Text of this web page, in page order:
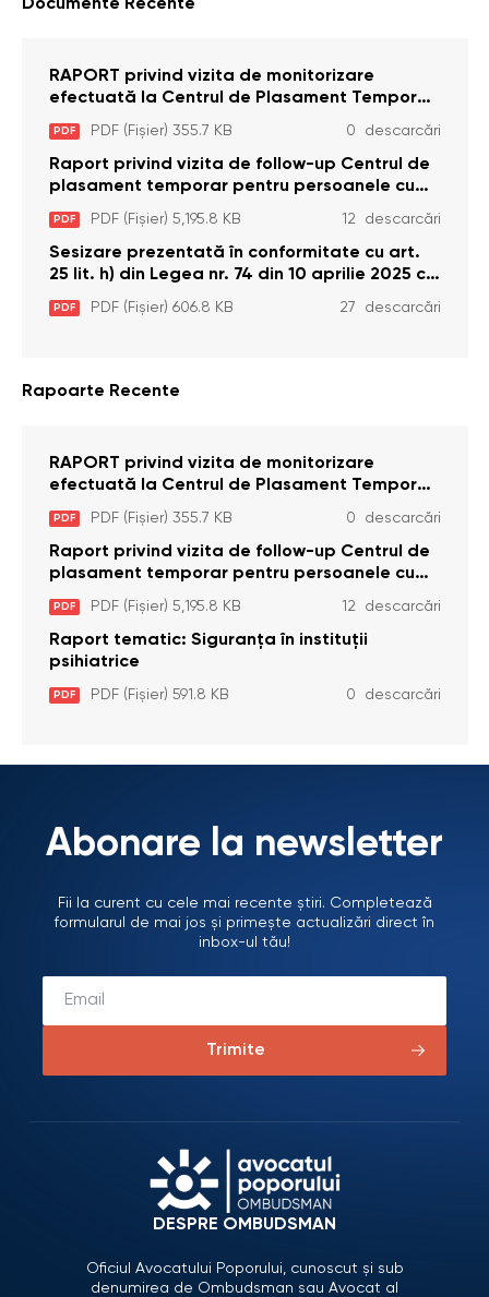
Documente Recente
RAPORT privind vizita de monitorizare
efectuată la Centrul de Plasament Temporar
pentru Persoane cu Dizabilități (Adulte) din s.
Brînzeni, r. Edineț, din data de 25 mai 2026
PDF PDF (Fișier) 355.7 KB 0 descarcări
Raport privind vizita de follow-up Centrul de
plasament temporar pentru persoanele cu
dizabilități (adulte) Bădiceni, Soroca (11 iunie
2026)
PDF PDF (Fișier) 5,195.8 KB 12 descarcări
Sesizare prezentată în conformitate cu art.
25 lit. h) din Legea nr. 74 din 10 aprilie 2025 cu
privire la Curtea Constituțională şi art. 26 din
Legea cu privire la Avocatul Poporului
PDF PDF (Fișier) 606.8 KB 27 descarcări
Rapoarte Recente
RAPORT privind vizita de monitorizare
efectuată la Centrul de Plasament Temporar
pentru Persoane cu Dizabilități (Adulte) din s.
Brînzeni, r. Edineț, din data de 25 mai 2026
PDF PDF (Fișier) 355.7 KB 0 descarcări
Raport privind vizita de follow-up Centrul de
plasament temporar pentru persoanele cu
dizabilități (adulte) Bădiceni, Soroca (11 iunie
2026)
PDF PDF (Fișier) 5,195.8 KB 12 descarcări
Raport tematic: Siguranța în instituții
psihiatrice
PDF PDF (Fișier) 591.8 KB 0 descarcări
Abonare la newsletter
Fii la curent cu cele mai recente știri. Completează
formularul de mai jos și primește actualizări direct în
inbox-ul tău!
Trimite
DESPRE OMBUDSMAN
Oficiul Avocatului Poporului, cunoscut și sub
denumirea de Ombudsman sau Avocat al